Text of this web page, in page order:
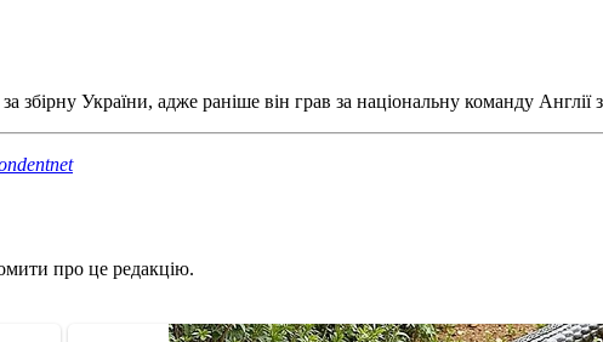
України, адже раніше він грав за національну команду Англії
про це редакцію.